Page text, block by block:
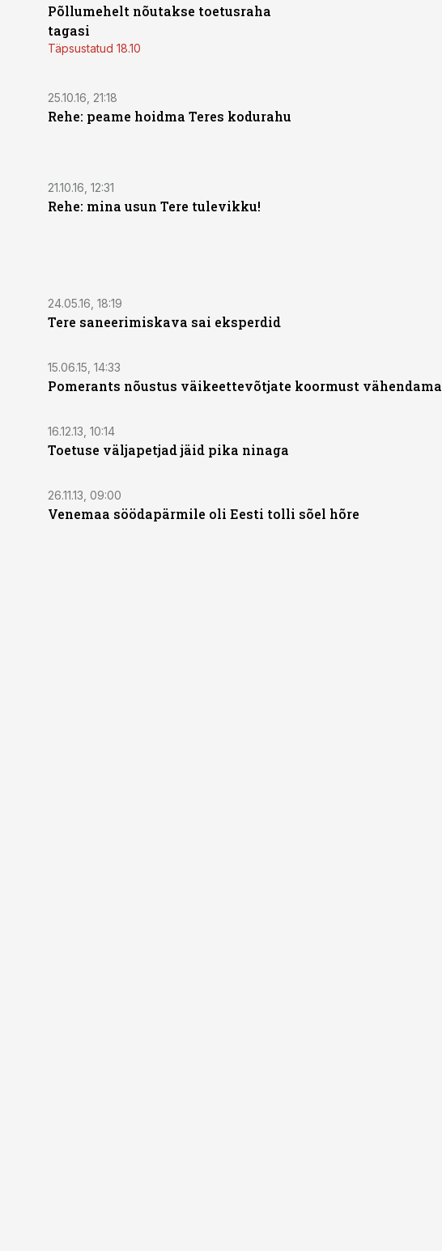
Põllumehelt nõutakse toetusraha
tagasi
Täpsustatud 18.10
25.10.16, 21:18
Rehe: peame hoidma Teres kodurahu
21.10.16, 12:31
Rehe: mina usun Tere tulevikku!
24.05.16, 18:19
Tere saneerimiskava sai eksperdid
15.06.15, 14:33
Pomerants nõustus väikeettevõtjate koormust vähendama
16.12.13, 10:14
Toetuse väljapetjad jäid pika ninaga
26.11.13, 09:00
Venemaa söödapärmile oli Eesti tolli sõel hõre